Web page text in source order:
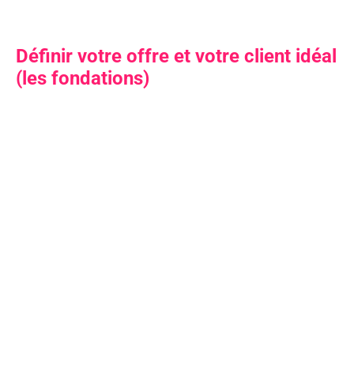
Définir votre offre et votre client idéal
(les fondations)